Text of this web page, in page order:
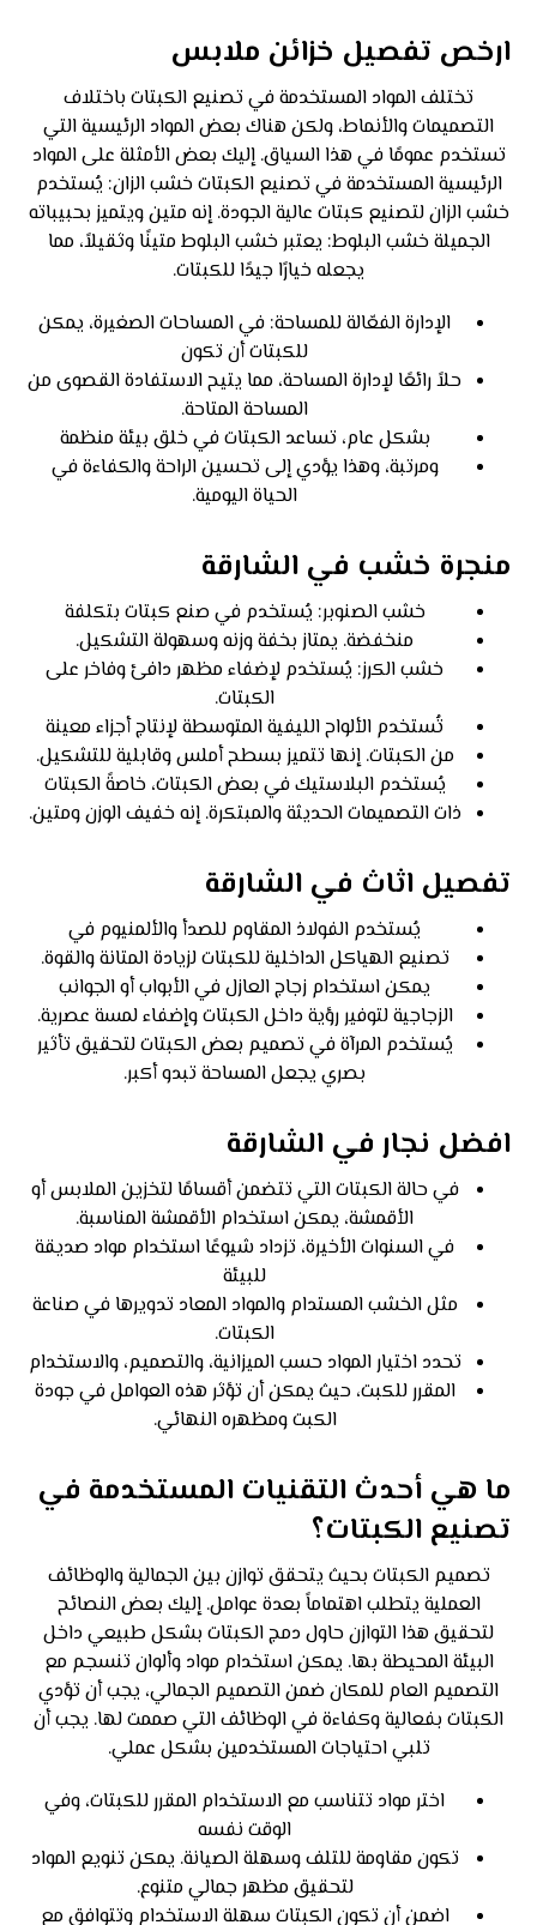
ارخص تفصيل خزائن ملابس
تختلف المواد المستخدمة في تصنيع الكبتات باختلاف
التصميمات والأنماط، ولكن هناك بعض المواد الرئيسية التي
تستخدم عمومًا في هذا السياق. إليك بعض الأمثلة على المواد
الرئيسية المستخدمة في تصنيع الكبتات خشب الزان: يُستخدم
خشب الزان لتصنيع كبتات عالية الجودة. إنه متين ويتميز بحبيباته
الجميلة خشب البلوط: يعتبر خشب البلوط متينًا وثقيلاً، مما
يجعله خيارًا جيدًا للكبتات.
الإدارة الفعّالة للمساحة: في المساحات الصغيرة، يمكن
للكبتات أن تكون
حلاً رائعًا لإدارة المساحة، مما يتيح الاستفادة القصوى من
المساحة المتاحة.
بشكل عام، تساعد الكبتات في خلق بيئة منظمة
ومرتبة، وهذا يؤدي إلى تحسين الراحة والكفاءة في
الحياة اليومية.
منجرة خشب في الشارقة
خشب الصنوبر: يُستخدم في صنع كبتات بتكلفة
منخفضة. يمتاز بخفة وزنه وسهولة التشكيل.
خشب الكرز: يُستخدم لإضفاء مظهر دافئ وفاخر على
الكبتات.
تُستخدم الألواح الليفية المتوسطة لإنتاج أجزاء معينة
من الكبتات. إنها تتميز بسطح أملس وقابلية للتشكيل.
يُستخدم البلاستيك في بعض الكبتات، خاصةً الكبتات
ذات التصميمات الحديثة والمبتكرة. إنه خفيف الوزن ومتين.
تفصيل اثاث في الشارقة
يُستخدم الفولاذ المقاوم للصدأ والألمنيوم في
تصنيع الهياكل الداخلية للكبتات لزيادة المتانة والقوة.
يمكن استخدام زجاج العازل في الأبواب أو الجوانب
الزجاجية لتوفير رؤية داخل الكبتات وإضفاء لمسة عصرية.
يُستخدم المرآة في تصميم بعض الكبتات لتحقيق تأثير
بصري يجعل المساحة تبدو أكبر.
افضل نجار في الشارقة
في حالة الكبتات التي تتضمن أقسامًا لتخزين الملابس أو
الأقمشة، يمكن استخدام الأقمشة المناسبة.
في السنوات الأخيرة، تزداد شيوعًا استخدام مواد صديقة
للبيئة
مثل الخشب المستدام والمواد المعاد تدويرها في صناعة
الكبتات.
تحدد اختيار المواد حسب الميزانية، والتصميم، والاستخدام
المقرر للكبت، حيث يمكن أن تؤثر هذه العوامل في جودة
الكبت ومظهره النهائي.
ما هي أحدث التقنيات المستخدمة في
تصنيع الكبتات؟
تصميم الكبتات بحيث يتحقق توازن بين الجمالية والوظائف
العملية يتطلب اهتماماً بعدة عوامل. إليك بعض النصائح
لتحقيق هذا التوازن حاول دمج الكبتات بشكل طبيعي داخل
البيئة المحيطة بها. يمكن استخدام مواد وألوان تنسجم مع
التصميم العام للمكان ضمن التصميم الجمالي، يجب أن تؤدي
الكبتات بفعالية وكفاءة في الوظائف التي صممت لها. يجب أن
تلبي احتياجات المستخدمين بشكل عملي.
اختر مواد تتناسب مع الاستخدام المقرر للكبتات، وفي
الوقت نفسه
تكون مقاومة للتلف وسهلة الصيانة. يمكن تنويع المواد
لتحقيق مظهر جمالي متنوع.
اضمن أن تكون الكبتات سهلة الاستخدام وتتوافق مع